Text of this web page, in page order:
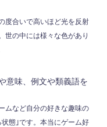
度合いで高いほど光を反射
世の中には様々な色があり
意味、例文や類義語を
ムなど自分の好きな趣味の
態｣です。本当にゲーム好